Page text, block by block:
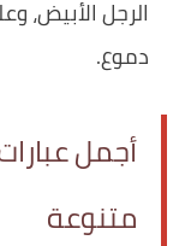
الرجل الأبيض،
دموع.
أجمل
متنوعة